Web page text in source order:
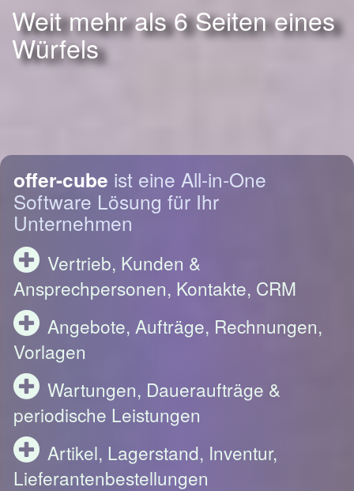
Weit mehr als 6 Seiten eines
Würfels
offer-cube ist eine All-in-One
Software Lösung für Ihr
Unternehmen
Vertrieb, Kunden &
Ansprechpersonen, Kontakte, CRM
Angebote, Aufträge, Rechnungen,
Vorlagen
Wartungen, Daueraufträge &
periodische Leistungen
Artikel, Lagerstand, Inventur,
Lieferantenbestellungen